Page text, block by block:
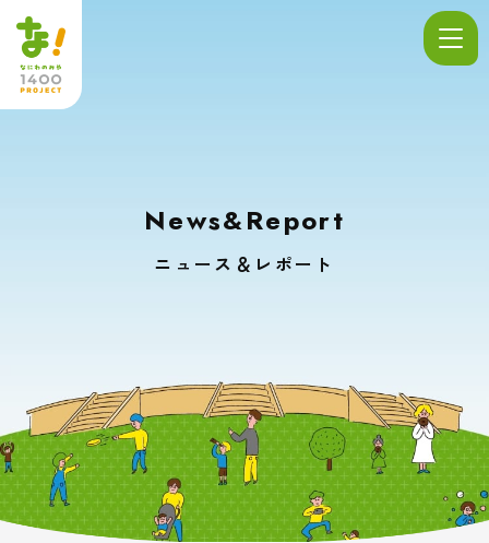
News&Report
ニュース＆レポート